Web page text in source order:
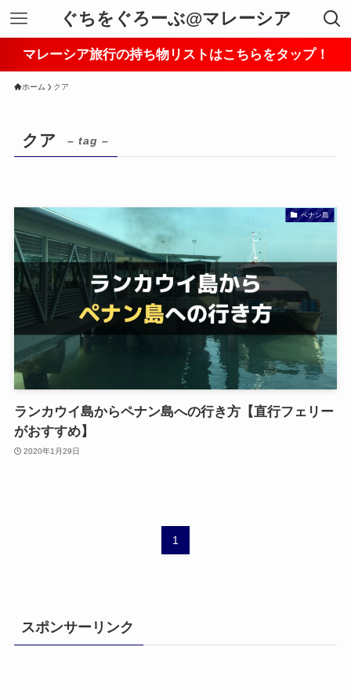
ぐちをぐろーぶ@マレーシア
マレーシア旅行の持ち物リストはこちらをタップ！
ホーム クア
クア – tag –
ペナン島
ランカウイ島からペナン島への行き方【直行フェリー
がおすすめ】
2020年1月29日
1
スポンサーリンク